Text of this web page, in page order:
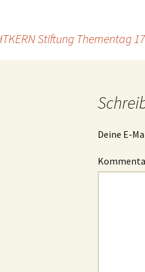
Projektfeld 3
Stiftung Thementag
Deine E-